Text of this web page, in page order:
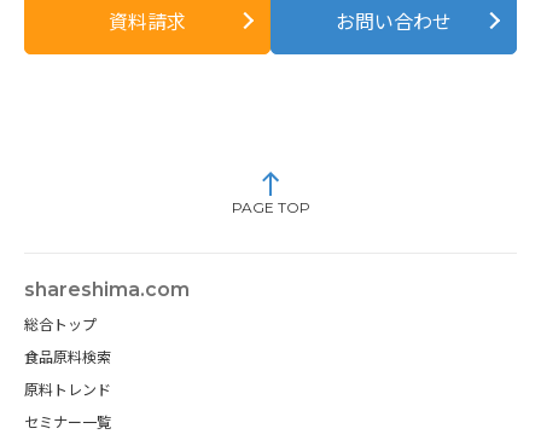
資料請求 お問い合わせ
PAGE TOP
shareshima.com
総合トップ
食品原料検索
原料トレンド
セミナー一覧